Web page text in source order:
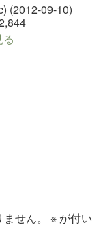
(2012-09-10)
せん。 ※ が付い